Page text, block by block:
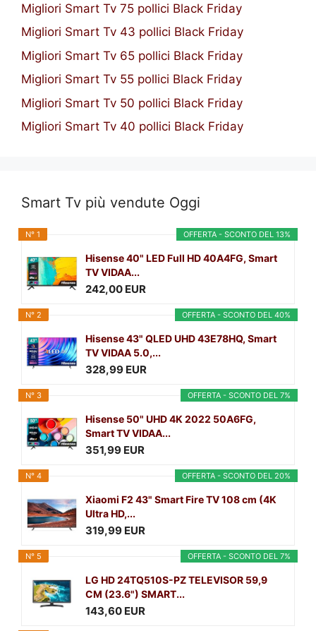
Migliori Smart Tv 75 pollici Black Friday
Migliori Smart Tv 43 pollici Black Friday
Migliori Smart Tv 65 pollici Black Friday
Migliori Smart Tv 55 pollici Black Friday
Migliori Smart Tv 50 pollici Black Friday
Migliori Smart Tv 40 pollici Black Friday
Smart Tv più vendute Oggi
OFFERTA - SCONTO DEL 13%
N° 1
Hisense 40" LED Full HD 40A4FG, Smart
TV VIDAA...
242,00 EUR
OFFERTA - SCONTO DEL 40%
N° 2
Hisense 43" QLED UHD 43E78HQ, Smart
TV VIDAA 5.0,...
328,99 EUR
OFFERTA - SCONTO DEL 7%
N° 3
Hisense 50" UHD 4K 2022 50A6FG,
Smart TV VIDAA...
351,99 EUR
OFFERTA - SCONTO DEL 20%
N° 4
Xiaomi F2 43" Smart Fire TV 108 cm (4K
Ultra HD,...
319,99 EUR
OFFERTA - SCONTO DEL 7%
N° 5
LG HD 24TQ510S-PZ TELEVISOR 59,9
CM (23.6") SMART...
143,60 EUR